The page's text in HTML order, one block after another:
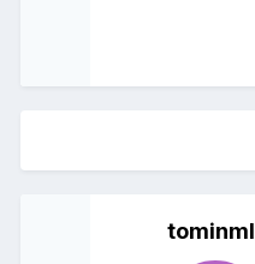
tominml